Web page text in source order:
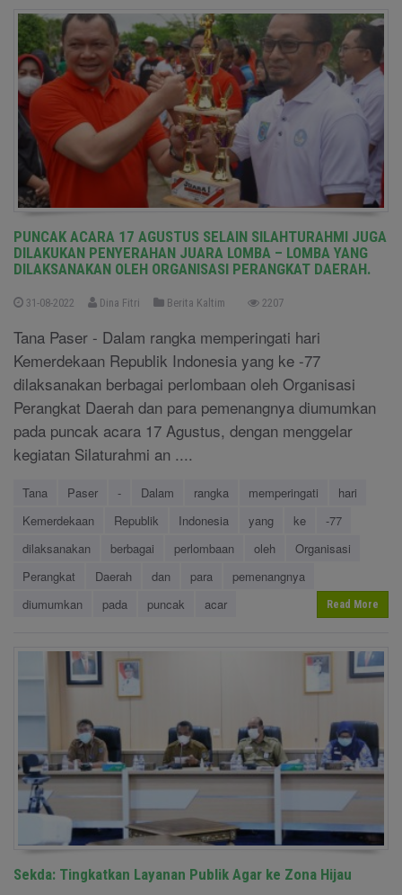
PUNCAK ACARA 17 AGUSTUS SELAIN SILAHTURAHMI JUGA
DILAKUKAN PENYERAHAN JUARA LOMBA – LOMBA YANG
DILAKSANAKAN OLEH ORGANISASI PERANGKAT DAERAH.
31-08-2022 Dina Fitri Berita Kaltim 2207
Tana Paser - Dalam rangka memperingati hari
Kemerdekaan Republik Indonesia yang ke -77
dilaksanakan berbagai perlombaan oleh Organisasi
Perangkat Daerah dan para pemenangnya diumumkan
pada puncak acara 17 Agustus, dengan menggelar
kegiatan Silaturahmi an ....
Tana Paser - Dalam rangka memperingati
hari
Kemerdekaan
Republik Indonesia yang ke
-77
dilaksanakan
berbagai perlombaan oleh
Organisasi
Perangkat
Daerah dan para
pemenangnya
diumumkan
pada puncak acar Read More
Sekda: Tingkatkan Layanan Publik Agar ke Zona Hijau